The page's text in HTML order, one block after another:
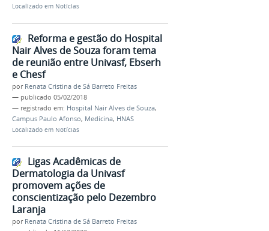
Localizado em Notícias
Reforma e gestão do Hospital
Nair Alves de Souza foram tema
de reunião entre Univasf, Ebserh
e Chesf
por Renata Cristina de Sá Barreto Freitas
— publicado 05/02/2018
— registrado em: Hospital Nair Alves de Souza,
Campus Paulo Afonso, Medicina, HNAS
Localizado em Notícias
Ligas Acadêmicas de
Dermatologia da Univasf
promovem ações de
conscientização pelo Dezembro
Laranja
por Renata Cristina de Sá Barreto Freitas